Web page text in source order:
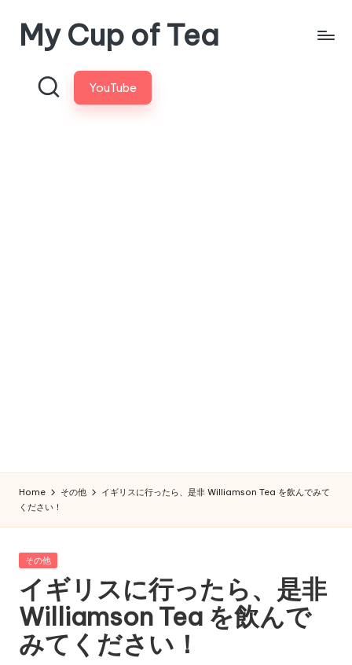
content
My Cup of Tea
YouTube
Home その他
イギリスに行ったら、是非 Williamson Tea を飲んでみて
ください！
Posted
その他
イギリスに行ったら、是非
Williamson Tea を飲んで
みてください！